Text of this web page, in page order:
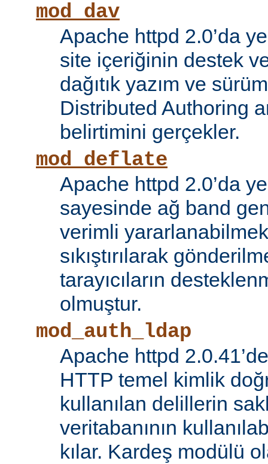
mod_dav
Apache httpd 2.0’da
site içeriğinin destek
dağıtık yazım ve
Distributed Authoring
belirtimini gerçekler.
mod_deflate
Apache httpd 2.0’da
sayesinde ağ band
verimli
sıkıştırılarak
tarayıcıların
olmuştur.
mod_auth_ldap
Apache httpd
HTTP temel kimlik
kullanılan delillerin
veritabanının
kılar. Kardeş modülü